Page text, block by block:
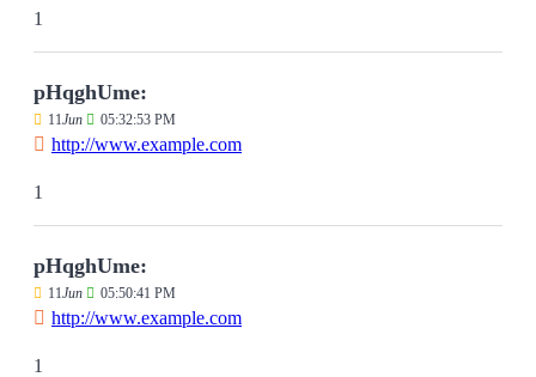
1
pHqghUme:
11Jun 05:32:53 PM
http://www.example.com
1
pHqghUme:
11Jun 05:50:41 PM
http://www.example.com
1